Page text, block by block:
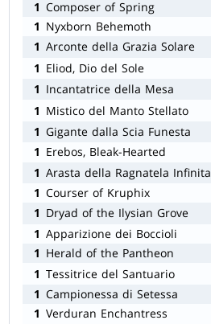
1 Composer of Spring
1 Nyxborn Behemoth
1 Arconte della Grazia Solare
1 Eliod, Dio del Sole
1 Incantatrice della Mesa
1 Mistico del Manto Stellato
1 Gigante dalla Scia Funesta
1 Erebos, Bleak-Hearted
1 Arasta della Ragnatela Infinita
1 Courser of Kruphix
1 Dryad of the Ilysian Grove
1 Apparizione dei Boccioli
1 Herald of the Pantheon
1 Tessitrice del Santuario
1 Campionessa di Setessa
1 Verduran Enchantress